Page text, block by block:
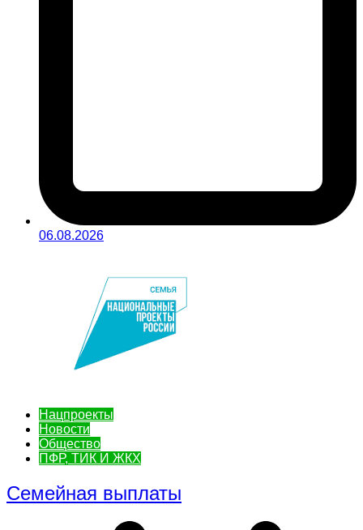
06.08.2026
Нацпроекты
Новости
Общество
ПФР, ТИК И ЖКХ
Семейная выплаты